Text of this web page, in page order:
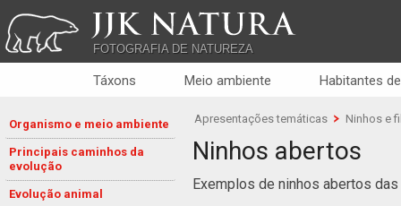
JJK NATURA
FOTOGRAFIA DE NATUREZA
Táxons Meio ambiente Habitantes
Organismo e meio ambiente
Principais caminhos da
evolução
Evolução animal
Apresentações temáticas Ninhos e
Ninhos abertos
Exemplos de ninhos abertos das